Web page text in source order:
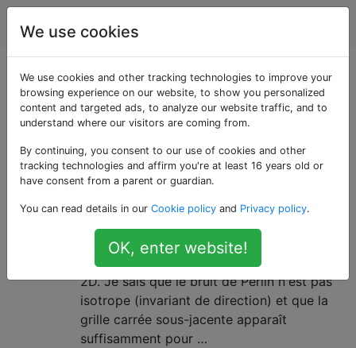
Infographie
Questions marquées
«grid»
1
Tout le bruit basé sur le réseau
est-il inévitablement anisotrope?
Je m'intéresse également à la façon dont
dimensions, mais pour cette question, je
me concentrerai uniquement sur les grilles
2D. Je sais que le bruit de Perlin n'est pas
isotrope (invariant de direction) et que la
grille carrée sous-jacente apparaît
suffisamment pour …
We use cookies
We use cookies and other tracking technologies to improve your
browsing experience on our website, to show you personalized
content and targeted ads, to analyze our website traffic, and to
understand where our visitors are coming from.
By continuing, you consent to our use of cookies and other
tracking technologies and affirm you're at least 16 years old or
have consent from a parent or guardian.
You can read details in our Cookie policy and Privacy policy.
OK, enter website!